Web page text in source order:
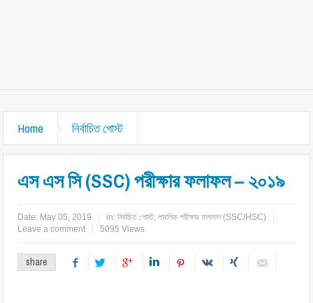
Home নির্বাচিত পোস্ট
এস এস সি (SSC) পরীক্ষার ফলাফল – ২০১৯
Date: May 05, 2019 in:নির্বাচিত পোস্ট,পাবলিক পরীক্ষার ফলাফল (SSC/HSC)
Leave a comment
5095 Views
share